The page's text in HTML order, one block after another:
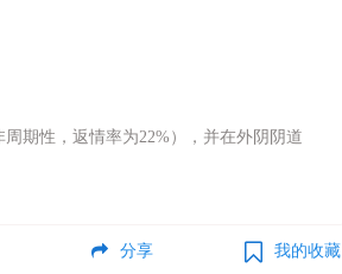
期性，返情率为22%），并在外阴阴道
分享 我的收藏